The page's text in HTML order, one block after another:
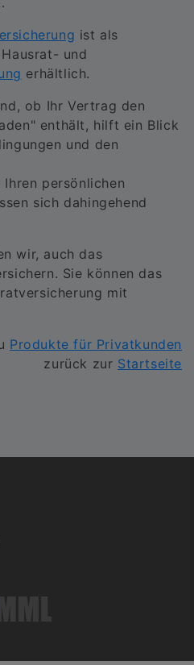
ist als
und
erhältlich.
ob Ihr Vertrag den
enthält, hilft ein Blick
und den
persönlichen
sich dahingehend
wir, auch das
Sie können das
mit
Produkte für Privatkunden
zurück zur Startseite